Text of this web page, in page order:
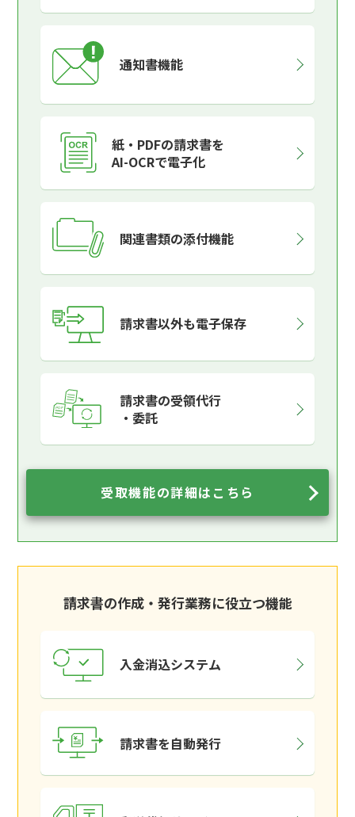
通知書機能
紙・PDFの請求書を
AI-OCRで電子化
関連書類の添付機能
請求書以外も電子保存
請求書の受領代行
・委託
受取機能の詳細はこちら
請求書の作成・発行業務に役立つ機能
入金消込システム
請求書を自動発行